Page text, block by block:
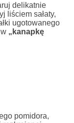
delikatnie
liściem sałaty,
ugotowanego
„kanapkę
pomidora,